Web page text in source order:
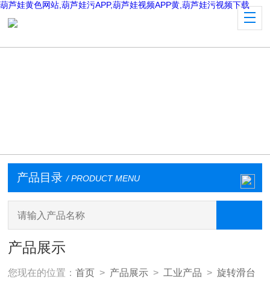
葫芦娃黄色网站,葫芦娃污APP,葫芦娃视频APP黄,葫芦娃污视频下载
产品目录 / PRODUCT MENU
产品展示
您现在的位置：首页 > 产品展示 > 工业产品 >旋转滑台